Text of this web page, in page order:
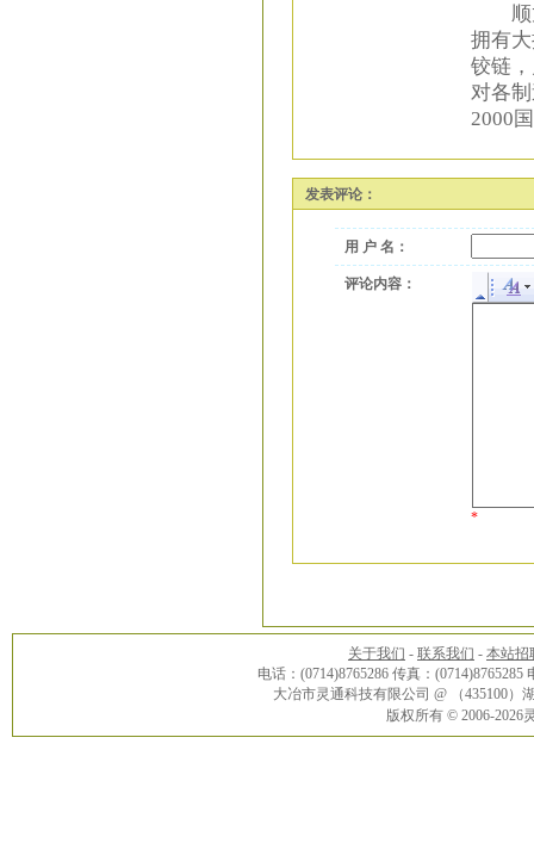
顺龙
拥有
铰链
对各
2000
发表评论：
用 户 名：
评论内容：
*
关于我们 - 联系我们 - 本站招
电话：(0714)8765286 传真：(0714)8765285
大冶市灵通科技有限公司 @ （435100
版权所有 © 2006-2026